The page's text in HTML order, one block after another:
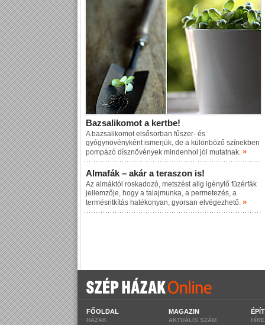
Bazsalikomot a kertbe!
A bazsalikomot elsősorban fűszer- és
gyógynövényként ismerjük, de a különböző színekben
pompázó dísznövények mindenhol jól mutatnak. »
Almafák – akár a teraszon is!
Az almáktól roskadozó, metszést alig igénylő füzérfák
jellemzője, hogy a talajmunka, a permetezés, a
termésritkítás hatékonyan, gyorsan elvégezhető. »
FŐOLDAL
HÁZAK
MAGAZIN
AKTUÁLIS SZÁM